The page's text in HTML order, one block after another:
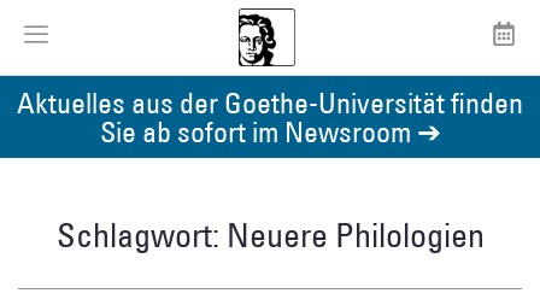
Aktuelles aus der Goethe-Universität finden
Sie ab sofort im Newsroom ➔
Schlagwort: Neuere Philologien